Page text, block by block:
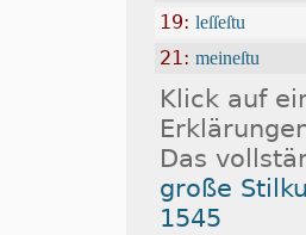
19: leſſeſtu
21: meineſtu
Klick auf
Das
große
1545